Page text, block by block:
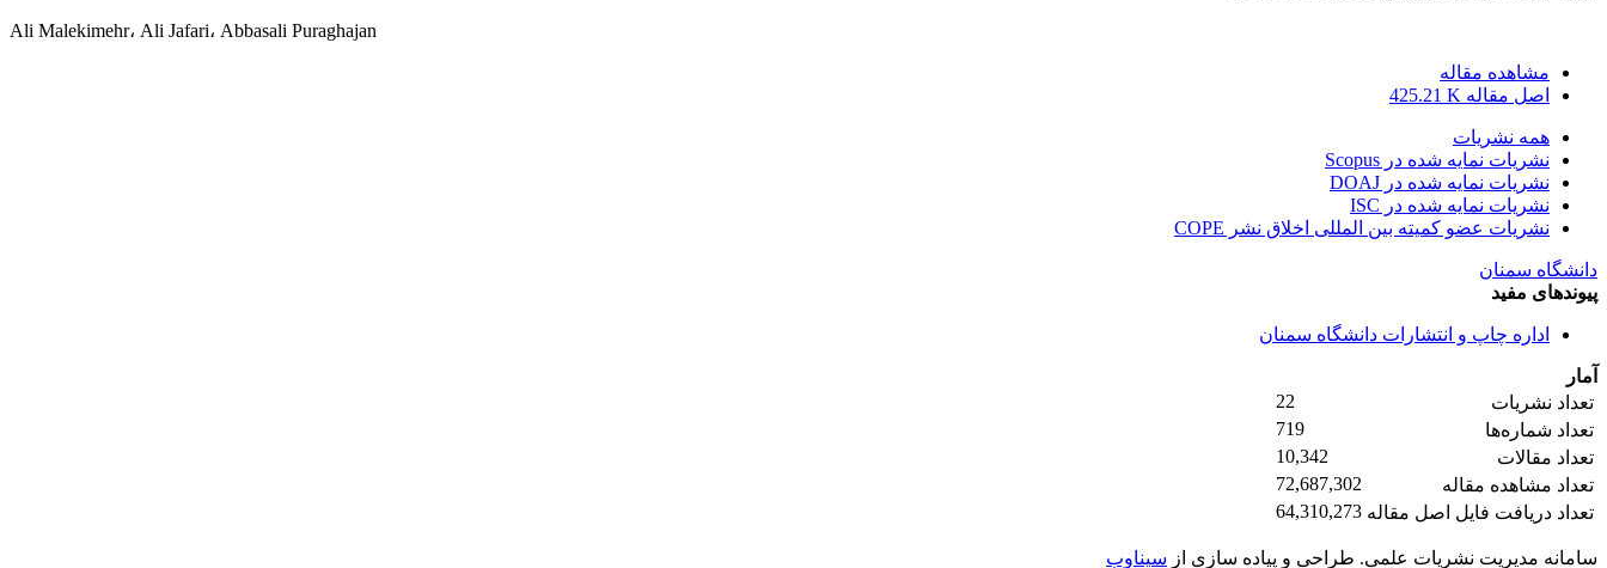
Ali Malekimehr، Ali Jafari، Abbasali Puraghajan
مشاهده مقاله
اصل مقاله 425.21 K
همه نشریات
نشریات نمایه شده در Scopus
نشریات نمایه شده در DOAJ
نشریات نمایه شده در ISC
نشریات عضو کمیته بین المللی اخلاق نشر COPE
دانشگاه سمنان
پیوندهای مفید
اداره چاپ و انتشارات دانشگاه سمنان
آمار
تعداد نشریات
22
تعداد شماره‌ها
719
تعداد مقالات
10,342
تعداد مشاهده مقاله
72,687,302
تعداد دریافت فایل اصل مقاله 64,310,273
سامانه مدیریت نشریات علمی. طراحی و پیاده سازی از سیناوب